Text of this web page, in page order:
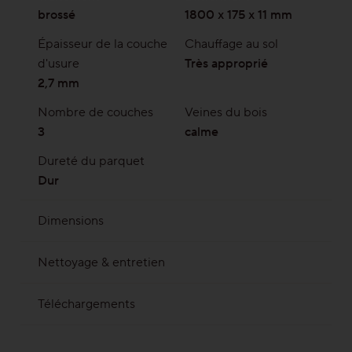
brossé
1800 x 175 x 11 mm
Épaisseur de la couche
d'usure
2,7 mm
Chauffage au sol
Très approprié
Nombre de couches
3
Veines du bois
calme
Dureté du parquet
Dur
Dimensions
env.2,7 mm de parement
Nettoyage & entretien
Téléchargements